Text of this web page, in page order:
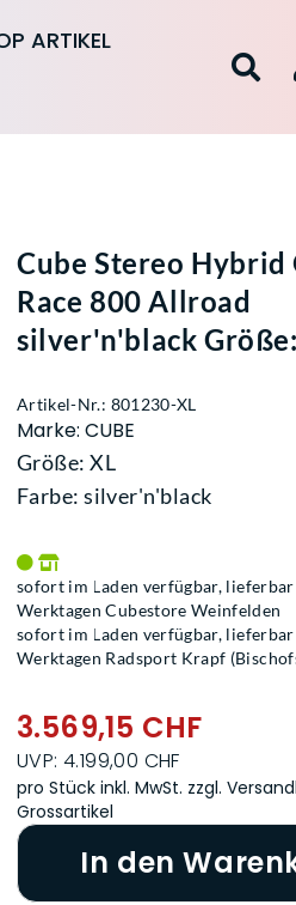
ARTIKEL
Cube Stereo Hybrid
Race 800 Allroad
silver'n'black
Artikel-Nr.: 801230-XL
Marke: CUBE
Größe: XL
Farbe: silver'n'black
sofort im Laden verfügbar,
Werktagen Cubestore Weinfelden
sofort im Laden verfügbar,
Werktagen Radsport Krapf
3.569,15 CHF
UVP: 4.199,00 CHF
pro Stück inkl. MwSt. zzgl.
Grossartikel
In den